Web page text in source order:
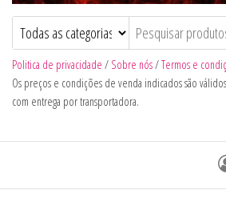
Audacia Sexy Shop
Politica de privacidade / Sobre nós/Termos e
Os preços e condições de venda indicados são
com entrega por transportadora.